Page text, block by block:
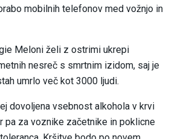
mobilnih telefonov med vožnjo in
Meloni želi z ostrimi ukrepi
nesreč s smrtnim izidom, saj je
umrlo več kot 3000 ljudi.
dovoljena vsebnost alkohola v krvi
pa za voznike začetnike in poklicne